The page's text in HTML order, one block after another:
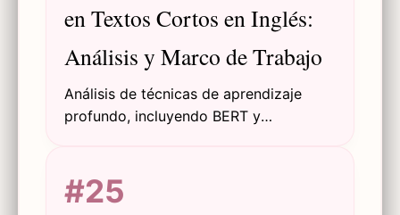
en Textos Cortos en Inglés:
Análisis y Marco de Trabajo
Análisis de técnicas de aprendizaje
profundo, incluyendo BERT y
cortos en inglés, presentando el
conjunto de datos
#25